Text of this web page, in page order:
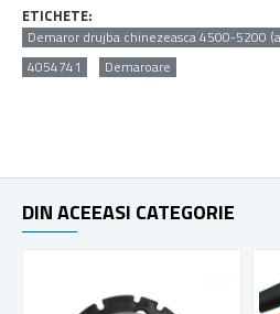
ETICHETE:
Demaror drujba chinezeasca 4500-5200
4054741
Demaroare
DIN ACEEASI CATEGORIE